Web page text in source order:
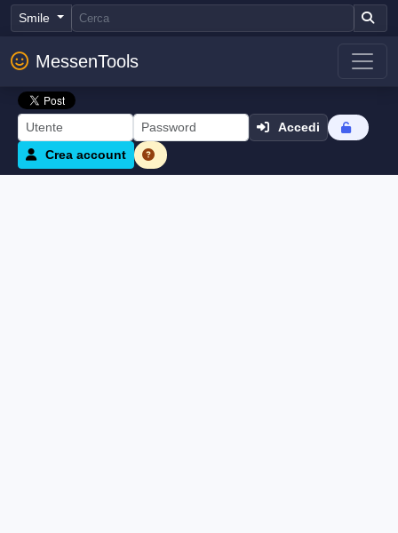
Smile
MessenTools
Accedi
Crea account